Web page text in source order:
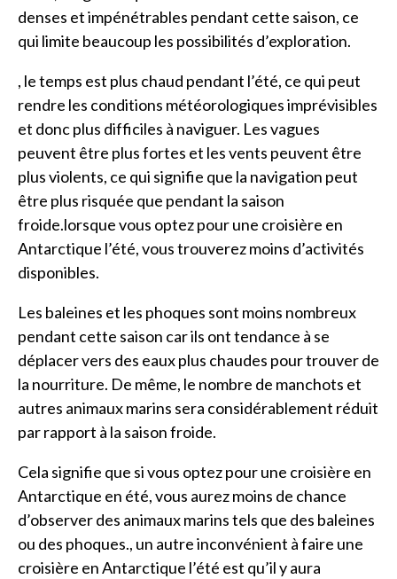
denses et impénétrables pendant cette saison, ce
qui limite beaucoup les possibilités d’exploration.
, le temps est plus chaud pendant l’été, ce qui peut
rendre les conditions météorologiques imprévisibles
et donc plus difficiles à naviguer. Les vagues
peuvent être plus fortes et les vents peuvent être
plus violents, ce qui signifie que la navigation peut
être plus risquée que pendant la saison
froide.lorsque vous optez pour une croisière en
Antarctique l’été, vous trouverez moins d’activités
disponibles.
Les baleines et les phoques sont moins nombreux
pendant cette saison car ils ont tendance à se
déplacer vers des eaux plus chaudes pour trouver de
la nourriture. De même, le nombre de manchots et
autres animaux marins sera considérablement réduit
par rapport à la saison froide.
Cela signifie que si vous optez pour une croisière en
Antarctique en été, vous aurez moins de chance
d’observer des animaux marins tels que des baleines
ou des phoques., un autre inconvénient à faire une
croisière en Antarctique l’été est qu’il y aura